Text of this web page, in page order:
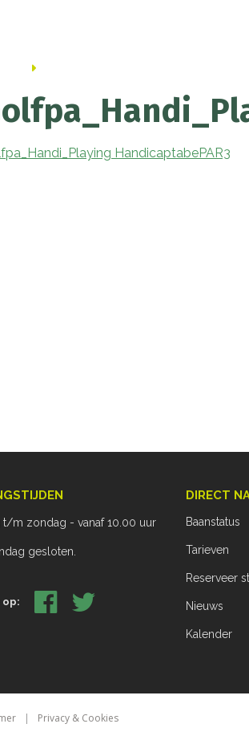
HandicaptabePAR3
t/m zondag - vanaf 10.00 uur
gesloten.
op:
DIRECT
Baanstatus
Tarieven
Reserveer
Nieuws
Kalender
Privacy & Cookies